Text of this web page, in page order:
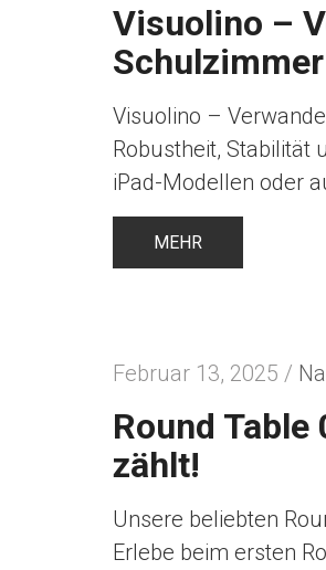
Visuolino –
Schulzimmer
Visuolino –
Robustheit, Stabilität
iPad-Modellen oder
MEHR
Februar 13, 2025 /
Round
zählt!
Unsere beliebten
Erlebe beim ersten